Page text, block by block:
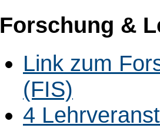
Forschung &
Link zum
(FIS)
4